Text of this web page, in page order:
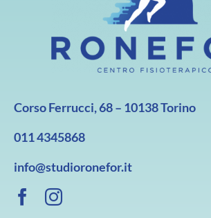
Corso Ferrucci, 68 – 10138 Torino
011 4345868
info@studioronefor.it